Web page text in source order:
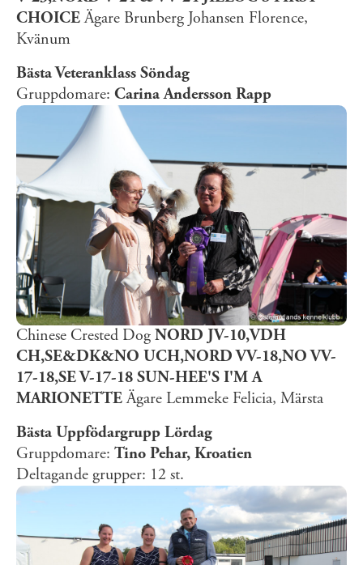
CHOICEÄgare Brunberg Johansen Florence,
Kvänum
Bästa Veteranklass Söndag
Gruppdomare: Carina Andersson Rapp
Chinese Crested Dog NORD JV-10,VDH
CH,SE&DK&NO UCH,NORD VV-18,NO VV-
17-18,SE V-17-18 SUN-HEE'S I'M A
MARIONETTEÄgare Lemmeke Felicia, Märsta
Bästa Uppfödargrupp Lördag
Gruppdomare: Tino Pehar, Kroatien
Deltagande grupper: 12 st.